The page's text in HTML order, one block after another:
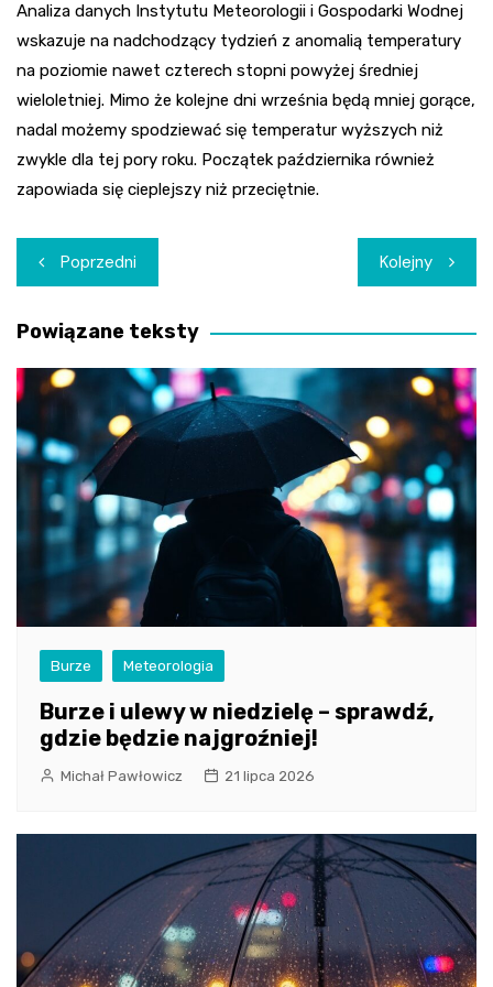
Analiza danych Instytutu Meteorologii i Gospodarki Wodnej
wskazuje na nadchodzący tydzień z anomalią temperatury
na poziomie nawet czterech stopni powyżej średniej
wieloletniej. Mimo że kolejne dni września będą mniej gorące,
nadal możemy spodziewać się temperatur wyższych niż
zwykle dla tej pory roku. Początek października również
zapowiada się cieplejszy niż przeciętnie.
Nawigacja
wpisu
Poprzedni Kolejny
Powiązane teksty
Burze Meteorologia
Burze i ulewy w niedzielę – sprawdź,
gdzie będzie najgroźniej!
Michał Pawłowicz 21 lipca 2026